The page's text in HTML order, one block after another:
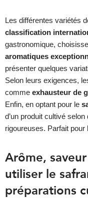
Les différentes variétés
classification
gastronomique,
aromatiques
présenter quelques
Selon leurs exigences,
comme exhausteur de
Enfin, en optant pour le
d’un produit cultivé
rigoureuses. Parfait
Arôme,
utiliser le
préparations